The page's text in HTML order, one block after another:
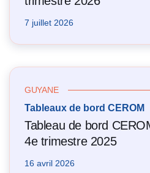
7 juillet 2026
GUYANE
Tableaux de bord CEROM
Tableau de bord
4e trimestre 2025
16 avril 2026